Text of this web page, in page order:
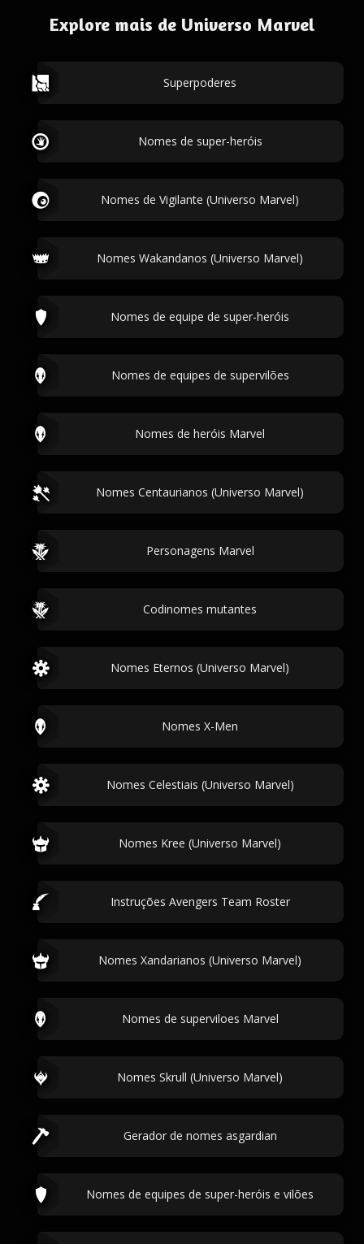
Explore mais de Universo Marvel
Superpoderes
Nomes de super-heróis
Nomes de Vigilante (Universo Marvel)
Nomes Wakandanos (Universo Marvel)
Nomes de equipe de super-heróis
Nomes de equipes de supervilões
Nomes de heróis Marvel
Nomes Centaurianos (Universo Marvel)
Personagens Marvel
Codinomes mutantes
Nomes Eternos (Universo Marvel)
Nomes X-Men
Nomes Celestiais (Universo Marvel)
Nomes Kree (Universo Marvel)
Instruções Avengers Team Roster
Nomes Xandarianos (Universo Marvel)
Nomes de superviloes Marvel
Nomes Skrull (Universo Marvel)
Gerador de nomes asgardian
Nomes de equipes de super-heróis e vilões